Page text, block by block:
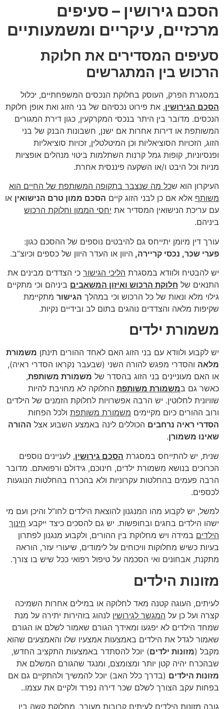
הסכם גירושין – סעיפים
מרכזיים, עיקריים ומשמעותיים
סעיפים המסדירים את חלוקת
הרכוש בין המתגרשים
במסגרת הפרק, העוסק בחלוקת הנכסים המשפחתיים, יכלול
הסכם הגירושין, את פירוט נכסיהם של בני הזוג ואת אופן חלוקת
הנכסים. מדובר בין היתר בנכסי המקרקעין, כגון דירת המגורים
המשותפת או דירות אחרות אם ישנן, חשבונות הבנק של בני
הזוג, הזכויות הסוציאליות וכן המיטלטלין, זכויות סוציאליות
ופנסיוניות, קופות גמל קרנות השתלמות ביטוי מנהלים אופציות
מניות וכל היבט ו/או השקעה פיננסית אחרת.
העיקרון הוא שכל מה שנצבר בתקופה המשותפת של החיים הוא
משותף אלא אם כן לבני הזוג קיים הסכם ממון טרם הנישואין או
עם עריכת הנישואין המסדיר את יחסי הממון וחלוקת הרכוש
ביניהם.
עורך דין מיומן יתייחס גם להיבטים נוספים של ההסכם כגון:
פערי שכר, נכסי קריירה, היוון או העדר היוון של כספים וכיוצ”ב.
יש להבטיח ולוודא במסגרת הליכי הגישור כי הצדדים מבינים את
התנאים של חלוקת הרכוש ואיזון המשאבים ביניהם וכי מתקיים
גילוי מלא ונאות של כל הרכוש וכי במהלך הגישור מתקיימת
שקיפות מלאה והצדדים נוהגים בתום לב ובידיים נקיות.
משמורת ילדים
יש לקבוע ולוודא עם בני הזוג האם לאחד ההורים תינתן משמורת
מלאה והסדרי מפגש להורה השני (שבעבר נקראו הסדרי ראיה),
או האם מעוניינים בני הזוג בהסדר של משמורת משותפת,
כאשר גם במשמורת משותפת החלוקה לא מחויבת להיות
שוויונית לחלוטין. יש הרבה אפשרויות לחלוקת הזמנים של הילדים
ורוב ההורים כיום מקיימים משמורת משותפת ולכל הפחות
הסדרי ראיה נרחבים הכוללים לינה באמצע השבוע אצל ההורה
שאינו משמורן.
שנית, יש להתייחס במסגרת הסכם גירושין, לעניינים נוספים
הכרוכים בנושא משמורת ילדים, חינוכם, גידולם ורפואתם. מדובר
הרבה פעמים בהחלטות עקרוניות ולא בהכרח בהחלטות הנוגעות
לכספים.
למשל, יש לקבוע מהו המנגנון להוצאת הילדים לחו”ל והיכן ועם מי
ישהו הילדים בחגים ובחופשות. יש גם להסכים כיצד ייקבע חינוך
הילדים במידה ויש מחלוקת בין ההורים, ולקבוע מנגנון לפתרון
בעיות כשיש מחלוקות וויכוחים על לימודים, שיעורי עזר, הוראה
מתקנת, אבחונים ואי הסכמה על טיפול רפואי ככל שיש בו צורך.
מזונות הילדים
לעיתים, העוגה קטנה מאד לחלוקה או במילים אחרות השמיכה
קצרה ועל כן על המגשר לגירושין לנהוג בזהירות יתירה על מנת
שמחד הילדים לא יפגעו ומאידך הגורם שאמור לשלם או הגורם
שאמור לגדל את הילדים באמצעות אמצעיו שלו והאמצעים שהוא
מקבל (מזונות ילדים) יוכל להסתדר באמצעות התקציב החדש,
שבהכרח יהיה קטן יותר ומצומצם, ומנגד שהגורם המשלם את
מזונות הילדים (בדרך כלל האב) יוכל להמשיך ולהתקיים גם אם
בפחות עקב הצורך לשלם שכר דירה נפרד ולקיים את עצמו..
גובה מזונות הילדים לעיתים קרובות מעורר, מחלוקת קשה בין